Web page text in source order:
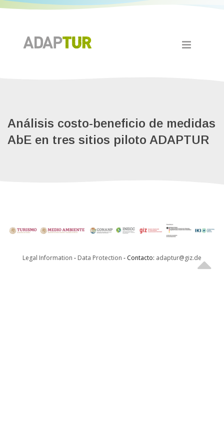
Análisis costo-beneficio de medidas
AbE en tres sitios piloto ADAPTUR
Legal Information - Data Protection - Contacto: adaptur@giz.de